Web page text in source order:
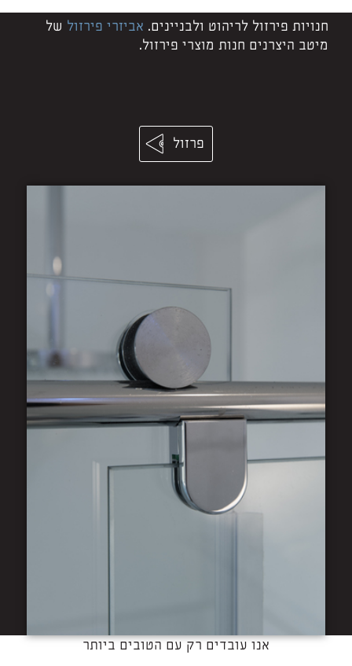
חנויות פירזול לריהוט ולבניינים. אביזרי פירזול של
מיטב היצרנים חנות מוצרי פירזול.
פרזול
אנו עובדים רק עם הטובים ביותר